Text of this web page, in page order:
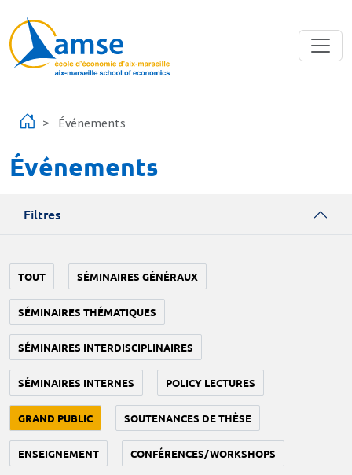
Événements
Événements
Filtres
TOUT SÉMINAIRES GÉNÉRAUX
SÉMINAIRES THÉMATIQUES
SÉMINAIRES INTERDISCIPLINAIRES
SÉMINAIRES INTERNES POLICY LECTURES
GRAND PUBLIC SOUTENANCES DE THÈSE
ENSEIGNEMENT CONFÉRENCES/WORKSHOPS